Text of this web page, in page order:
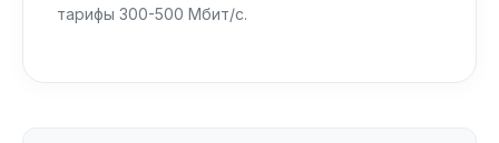
тарифы 300-500 Мбит/с.